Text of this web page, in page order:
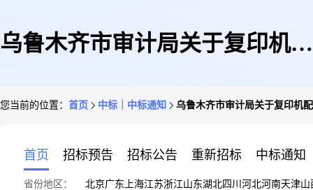
乌鲁木齐市审计局关于复印机配
您当前的位置： 首页 中标｜中标通知 乌鲁木齐市审计局关于复印机
首页 招标预告 招标公告 重新招标 中标通知
省份地区： 北京广东 上海江苏浙江山东湖北四川 河北河南天津山